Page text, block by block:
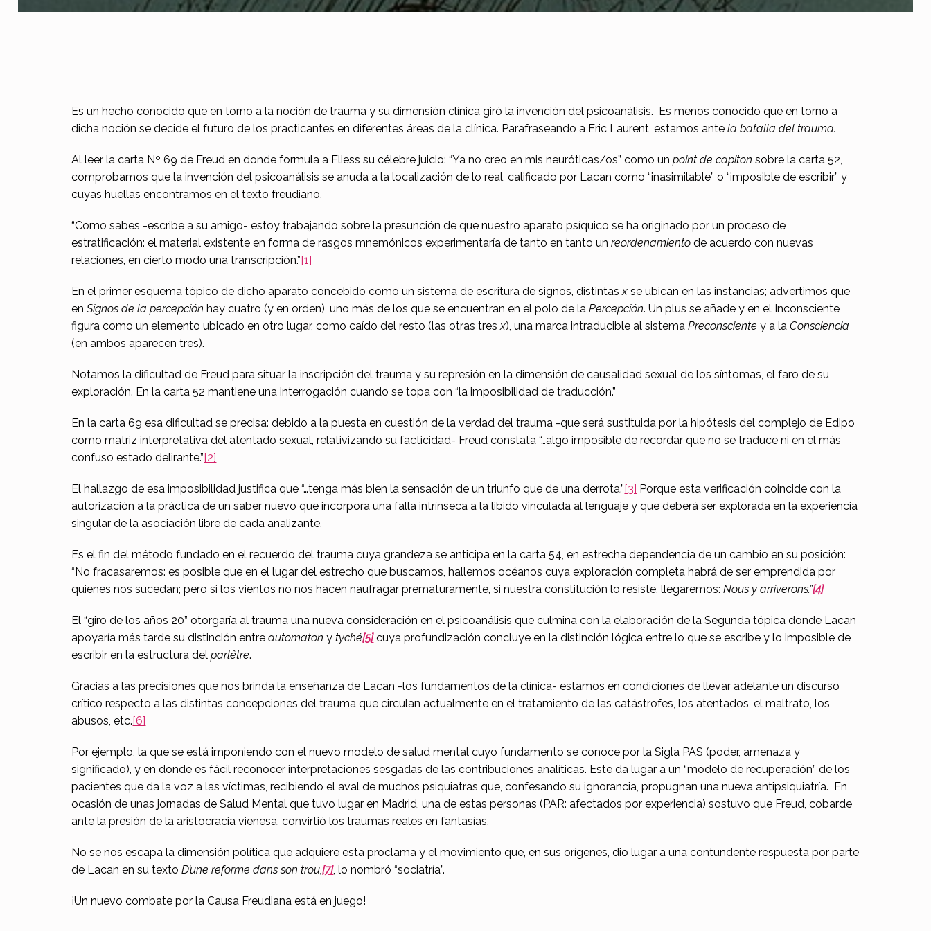
L
b
a
t
a
l
l
a
d
e
l
t
a
u
m
a
Es un hecho conocido que en torno a la noción de trauma y su dimensión clínica giró la invención del psicoanálisis. Es menos conocido que en torno a
dicha noción se decide el futuro de los practicantes en diferentes áreas de la clínica. Parafraseando a Eric Laurent, estamos antela batalla del trauma.
Al leer la carta Nº 69 de Freud en donde formula a Fliess su célebre juicio: “Ya no creo en mis neuróticas/os” como unpoint de capiton sobre la carta 52,
comprobamos que la invención del psicoanálisis se anuda a la localización de lo real, calificado por Lacan como “inasimilable” o “imposible de escribir” y
cuyas huellas encontramos en el texto freudiano.
“Como sabes -escribe a su amigo- estoy trabajando sobre la presunción de que nuestro aparato psíquico se ha originado por un proceso de
estratificación: el material existente en forma de rasgos mnemónicos experimentaría de tanto en tanto un reordenamientode acuerdo con nuevas
relaciones, en cierto modo una transcripción.”[1]
En el primer esquema tópico de dicho aparato concebido como un sistema de escritura de signos, distintasx se ubican en las instancias; advertimos que
enSignos de la percepción hay cuatro (y en orden), uno más de los que se encuentran en el polo de laPercepción. Un plus se añade y en el Inconsciente
figura como un elemento ubicado en otro lugar, como caído del resto (las otras tresx), una marca intraducible al sistemaPreconsciente y a laConsciencia
(en ambos aparecen tres).
Notamos la dificultad de Freud para situar la inscripción del trauma y su represión en la dimensión de causalidad sexual de los síntomas, el faro de su
exploración. En la carta 52 mantiene una interrogación cuando se topa con “la imposibilidad de traducción.”
En la carta 69 esa dificultad se precisa: debido a la puesta en cuestión de la verdad del trauma -que será sustituida por la hipótesis del complejo de Edipo
como matriz interpretativa del atentado sexual, relativizando su facticidad- Freud constata “…algo imposible de recordar que no se traduce ni en el más
confuso estado delirante.”[2]
El hallazgo de esa imposibilidad justifica que “…tenga más bien la sensación de un triunfo que de una derrota.”[3] Porque esta verificación coincide con la
autorización a la práctica de un saber nuevo que incorpora una falla intrínseca a la libido vinculada al lenguaje y que deberá ser explorada en la experiencia
singular de la asociación libre de cada analizante.
Es el fin del método fundado en el recuerdo del trauma cuya grandeza se anticipa en la carta 54, en estrecha dependencia de un cambio en su posición:
“No fracasaremos: es posible que en el lugar del estrecho que buscamos, hallemos océanos cuya exploración completa habrá de ser emprendida por
quienes nos sucedan; pero si los vientos no nos hacen naufragar prematuramente, si nuestra constitución lo resiste, llegaremos:Nous y arriverons.”[4]
El “giro de los años 20” otorgaría al trauma una nueva consideración en el psicoanálisis que culmina con la elaboración de la Segunda tópica donde Lacan
apoyaría más tarde su distinción entreautomatonytyché[5]cuya profundización concluye en la distinción lógica entre lo que se escribe y lo imposible de
escribir en la estructura delparlêtre.
Gracias a las precisiones que nos brinda la enseñanza de Lacan -los fundamentos de la clínica- estamos en condiciones de llevar adelante un discurso
crítico respecto a las distintas concepciones del trauma que circulan actualmente en el tratamiento de las catástrofes, los atentados, el maltrato, los
abusos, etc.[6]
Por ejemplo, la que se está imponiendo con el nuevo modelo de salud mental cuyo fundamento se conoce por la Sigla PAS (poder, amenaza y
significado), y en donde es fácil reconocer interpretaciones sesgadas de las contribuciones analíticas. Este da lugar a un “modelo de recuperación” de los
pacientes que da la voz a las víctimas, recibiendo el aval de muchos psiquiatras que, confesando su ignorancia, propugnan una nueva antipsiquiatría. En
ocasión de unas jornadas de Salud Mental que tuvo lugar en Madrid, una de estas personas (PAR: afectados por experiencia) sostuvo que Freud, cobarde
ante la presión de la aristocracia vienesa, convirtió los traumas reales en fantasías.
No se nos escapa la dimensión política que adquiere esta proclama y el movimiento que, en sus orígenes, dio lugar a una contundente respuesta por parte
de Lacan en su textoD’une reforme dans son trou,[7], lo nombró “sociatría”.
¡Un nuevo combate por la Causa Freudiana está en juego!